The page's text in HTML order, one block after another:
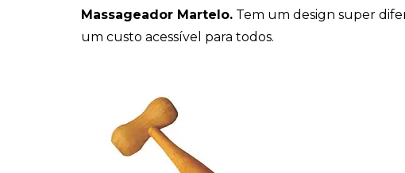
Massageador Martelo. Tem um design super
um custo acessível para todos.